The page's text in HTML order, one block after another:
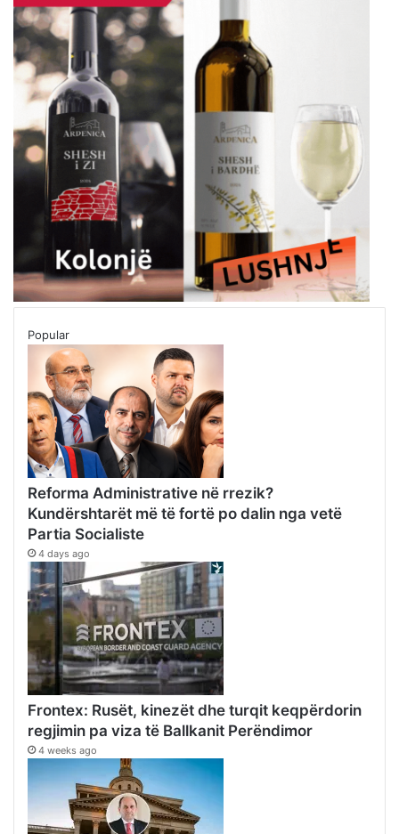
Popular
Reforma Administrative në rrezik?
Kundërshtarët më të fortë po dalin nga vetë
Partia Socialiste
4 days ago
Frontex: Rusët, kinezët dhe turqit keqpërdorin
regjimin pa viza të Ballkanit Perëndimor
4 weeks ago